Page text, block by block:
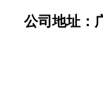
公司地址：